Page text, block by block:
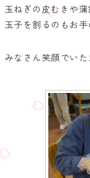
玉ねぎの皮むきや蒲
玉子を割るのもお手
みなさん笑顔でい